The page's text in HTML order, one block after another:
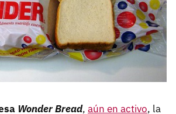
Wonder Bread, aún en activo, la